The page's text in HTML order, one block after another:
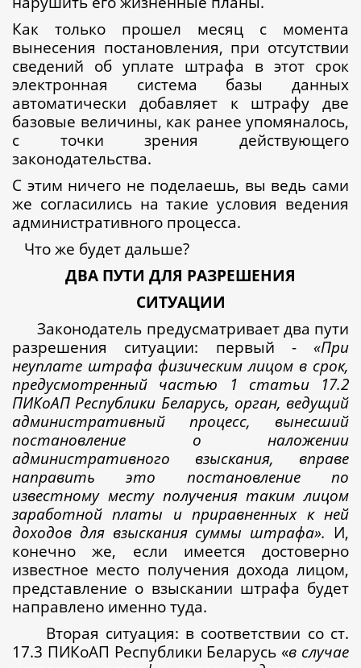
Как только прошел месяц с момента
вынесения постановления, при отсутствии
сведений об уплате штрафа в этот срок
электронная система базы данных
автоматически добавляет к штрафу две
базовые величины, как ранее упомяналось,
с точки зрения действующего
законодательства.
С этим ничего не поделаешь, вы ведь сами
же согласились на такие условия ведения
административного процесса.
Что же будет дальше?
ДВА ПУТИ ДЛЯ РАЗРЕШЕНИЯ
СИТУАЦИИ
Законодатель предусматривает два пути
разрешения ситуации: первый - «При
неуплате штрафа физическим лицом в срок,
предусмотренный частью 1 статьи 17.2
ПИКоАП Республики Беларусь, орган, ведущий
административный процесс, вынесший
постановление о наложении
административного взыскания, вправе
направить это постановление по
известному месту получения таким лицом
заработной платы и приравненных к ней
доходов для взыскания суммы штрафа». И,
конечно же, если имеется достоверно
известное место получения дохода лицом,
представление о взыскании штрафа будет
направлено именно туда.
Вторая ситуация: в соответствии со ст.
17.3 ПИКоАП Республики Беларусь «в случае